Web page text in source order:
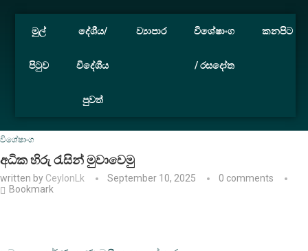
මුල්
පිටුව
දේශීය/
විදේශීය
පුවත්
ව්‍යාපාර විශේෂාංග
/ රසදෝත
කනපිට
විශේෂාංග
අධික හිරු රැසින් මුවාවෙමු
written by CeylonLk September 10, 2025
0 comments
Bookmark